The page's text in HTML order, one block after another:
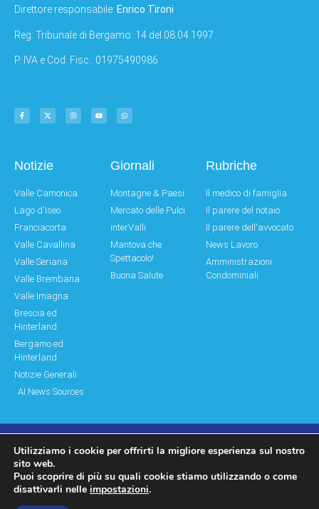
Direttore responsabile: Enrico Tironi
Reg: Tribunale di Bergamo: 14 del 08.04.1997
P. IVA e Cod. Fisc.: 01975490986
Notizie
Valle Camonica
Lago d'Iseo
Franciacorta
Valle Cavallina
Valle Seriana
Valle Brembana
Valle Imagna
Brescia ed
Hinterland
Bergamo ed
Hinterland
Notizie Generali
AI News Sources
Giornali
Montagne & Paesi
Mercato delle Pulci
interValli
Mantova che
Spettacolo!
Buona Salute
Rubriche
Il medico di famiglia
Il parere del notaio
Il parere dell'avvocato
News Lavoro
Amministrazioni
Condominiali
© Copyright 2011 – 2026 Montagne & Paesi
Log In|Log Out Privacy Policy
Utilizziamo i cookie per offrirti la migliore esperienza sul nostro
sito web.
Puoi scoprire di più su quali cookie stiamo utilizzando o come
disattivarli nelle impostazioni.